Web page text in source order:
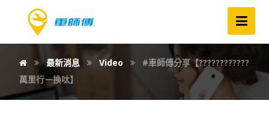
最新消息 Video
#車師傅分享【????????‍????
萬里行－換呔】